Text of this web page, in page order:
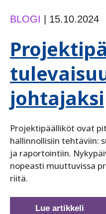
BLOGI 15.10.2024
johtajaksi
Projektipäälliköt ovat
hallinnollisiin tehtäviin:
ja raportointiin.
nopeasti muuttuvissa
riitä.
Projektipäälliköstä
Lue artikkeli